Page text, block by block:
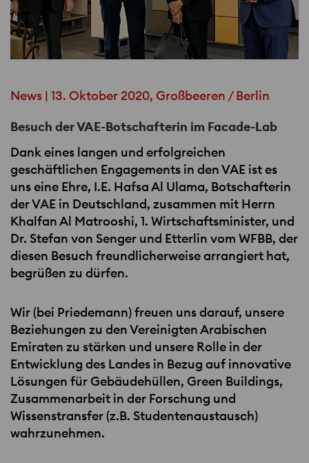
News | 13. Oktober 2020, Großbeeren / Berlin
Besuch der VAE-Botschafterin im Facade-Lab
Dank eines langen und erfolgreichen
geschäftlichen Engagements in denVAE ist es
uns eine Ehre, I.E. Hafsa Al Ulama, Botschafterin
derVAE in Deutschland, zusammen mit Herrn
Khalfan Al Matrooshi, 1. Wirtschaftsminister, und
Dr. Stefan von Senger und Etterlin vom WFBB, der
diesen Besuch freundlicherweise arrangiert hat,
begrüßen zu dürfen.
Wir (bei Priedemann) freuen uns darauf, unsere
Beziehungen zu den Vereinigten Arabischen
Emiraten zu stärken und unsere Rolle in der
Entwicklung des Landes in Bezug auf innovative
Lösungen für Gebäudehüllen, Green Buildings,
Zusammenarbeit in der Forschung und
Wissenstransfer (z.B. Studentenaustausch)
wahrzunehmen.